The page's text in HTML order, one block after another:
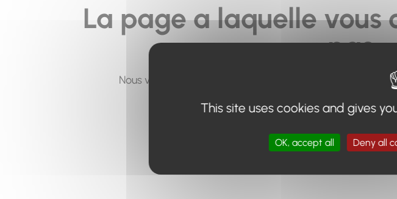
La page a laquelle vous
Nous vous invitons à utiliser le moteur de recherche en
This site uses cookies and gives
OK, accept all Deny all